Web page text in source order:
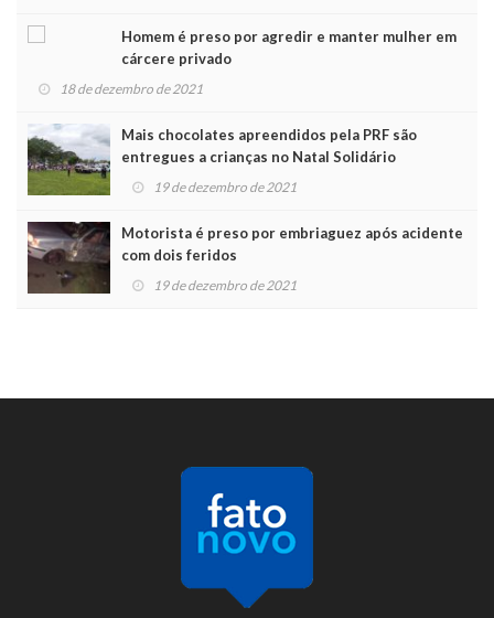
Homem é preso por agredir e manter mulher em
cárcere privado
18 de dezembro de 2021
Mais chocolates apreendidos pela PRF são
entregues a crianças no Natal Solidário
19 de dezembro de 2021
Motorista é preso por embriaguez após acidente
com dois feridos
19 de dezembro de 2021